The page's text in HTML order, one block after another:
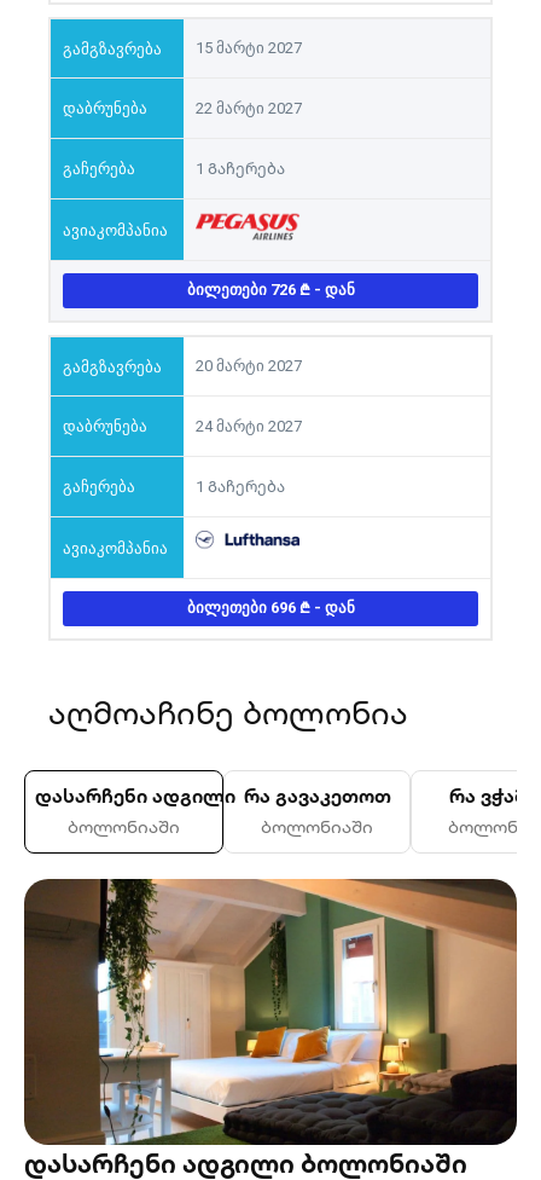
15 მარტი 2027
22 მარტი 2027
1 Გაჩერება
ᲑᲘᲚᲔᲗᲔᲑᲘ 726 - ᲓᲐᲜ
20 მარტი 2027
24 მარტი 2027
1 Გაჩერება
ᲑᲘᲚᲔᲗᲔᲑᲘ 696 - ᲓᲐᲜ
აღმოაჩინე ბოლონია
დასარჩენი ადგილი
ბოლონიაში
რა გავაკეთოთ
ბოლონიაში
რა
დასარჩენი ადგილი ბოლონიაში